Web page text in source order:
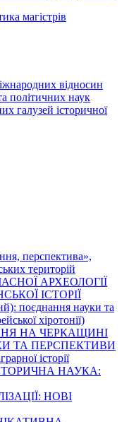
магістрів
відносин
політичних наук
галузей історичної
перспектива»,
територій
АРХЕОЛОГІЇ
ІСТОРІЇ
поєднання науки та
хіротонії)
НА ЧЕРКАЩИНІ
ТА ПЕРСПЕКТИВИ
історії
НАУКА:
НОВІ